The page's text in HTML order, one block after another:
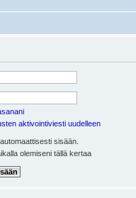
aktivointiviesti uudelleen
sisään.
olemiseni tällä kertaa